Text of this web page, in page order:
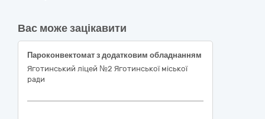
Вас може зацікавити
Пароконвектомат з додатковим обладнанням
Яготинський ліцей №2 Яготинської міської
ради